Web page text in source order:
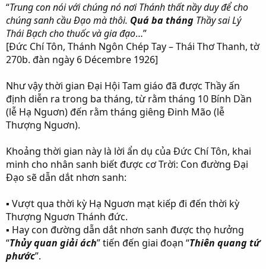
“Trung con nói với chúng nó nơi Thánh thất nầy duy để cho
chúng sanh cầu Đạo mà thôi. Quá ba tháng Thầy sai Lý
Thái Bạch cho thuốc và gia đạo…”
[Đức Chí Tôn, Thánh Ngôn Chép Tay – Thái Thơ Thanh, tờ
270b. đàn ngày 6 Décembre 1926]
Như vậy thời gian Đại Hội Tam giáo đã được Thầy ấn
định diễn ra trong ba tháng, từ rằm tháng 10 Bính Dần
(lễ Hạ Nguơn) đến rằm tháng giêng Đinh Mão (lễ
Thượng Nguơn).
Khoảng thời gian này là lời ẩn dụ của Đức Chí Tôn, khai
minh cho nhân sanh biết được cơ Trời: Con đường Đại
Đạo sẽ dẫn dắt nhơn sanh:
▪ Vượt qua thời kỳ Hạ Nguơn mạt kiếp đi đến thời kỳ
Thượng Nguơn Thánh đức.
▪ Hay con đường dẫn dắt nhơn sanh được thọ hưởng
“Thủy quan giải ách” tiến đến giai đoạn “Thiên quang tứ
phước”.